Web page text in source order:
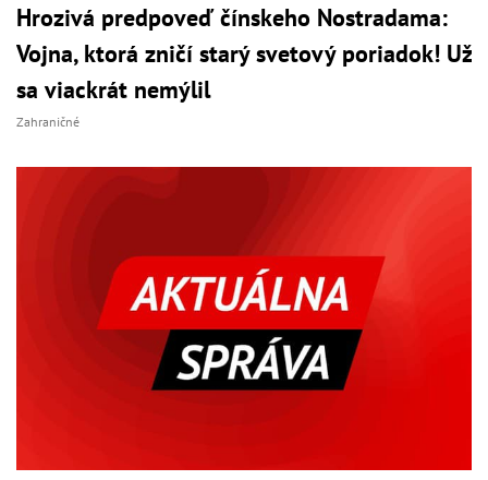
Hrozivá predpoveď čínskeho Nostradama:
Vojna, ktorá zničí starý svetový poriadok! Už
sa viackrát nemýlil
Zahraničné